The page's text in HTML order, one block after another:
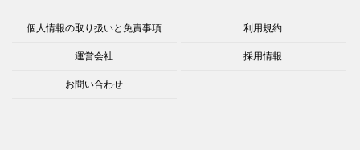
個人情報の取り扱いと免責事項 利用規約
運営会社 採用情報
お問い合わせ